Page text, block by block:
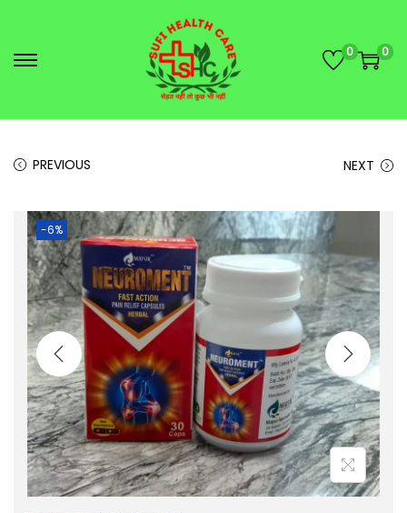
0 0
PREVIOUS NEXT
-6%